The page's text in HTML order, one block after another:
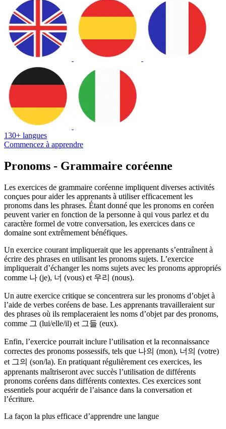
130+ langues
Commencez à apprendre
Pronoms - Grammaire coréenne
Les exercices de grammaire coréenne impliquent diverses activités
conçues pour aider les apprenants à utiliser efficacement les
pronoms dans les phrases. Étant donné que les pronoms en coréen
peuvent varier en fonction de la personne à qui vous parlez et du
caractère formel de votre conversation, les exercices dans ce
domaine sont extrêmement bénéfiques.
Un exercice courant impliquerait que les apprenants s’entraînent à
écrire des phrases en utilisant les pronoms sujets. L’exercice
impliquerait d’échanger les noms sujets avec les pronoms appropriés
comme 나 (je), 너 (vous) et 우리 (nous).
Un autre exercice critique se concentrera sur les pronoms d’objet à
l’aide de verbes coréens de base. Les apprenants travailleraient sur
des phrases où ils remplaceraient les noms d’objet par des pronoms,
comme 그 (lui/elle/il) et 그들 (eux).
Enfin, l’exercice pourrait inclure l’utilisation et la reconnaissance
correctes des pronoms possessifs, tels que 나의 (mon), 너의 (votre)
et 그의 (son/la). En pratiquant régulièrement ces exercices, les
apprenants maîtriseront avec succès l’utilisation de différents
pronoms coréens dans différents contextes. Ces exercices sont
essentiels pour acquérir de l’aisance dans la conversation et
l’écriture.
La façon la plus efficace d’apprendre une langue